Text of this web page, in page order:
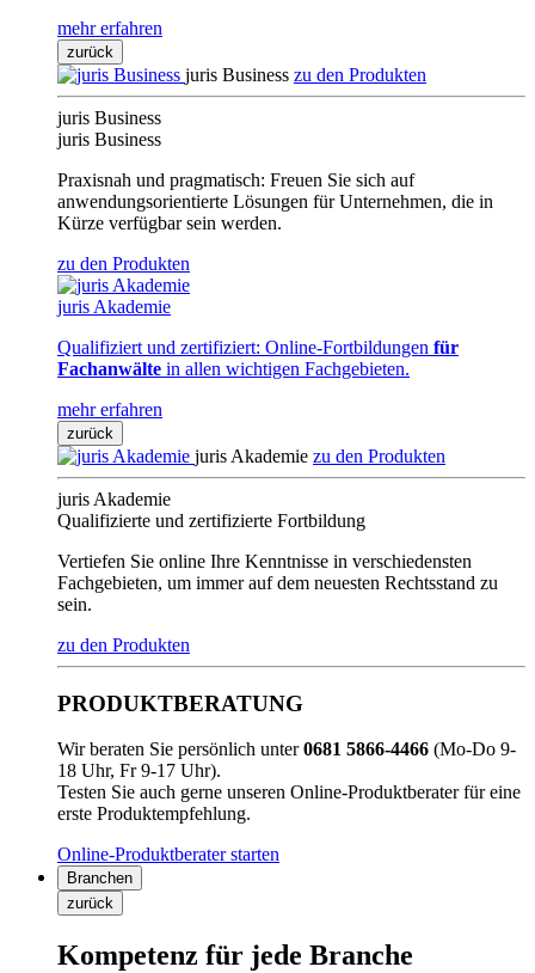
mehr erfahren
zurück
juris Business zu den Produkten
juris Business
juris Business
Praxisnah und pragmatisch: Freuen Sie sich auf
anwendungsorientierte Lösungen für Unternehmen, die in
Kürze verfügbar sein werden.
zu den Produkten
juris Akademie
Qualifiziert und zertifiziert: Online-Fortbildungen für
Fachanwälte in allen wichtigen Fachgebieten.
mehr erfahren
zurück
juris Akademie zu den Produkten
juris Akademie
Qualifizierte und zertifizierte Fortbildung
Vertiefen Sie online Ihre Kenntnisse in verschiedensten
Fachgebieten, um immer auf dem neuesten Rechtsstand zu
sein.
zu den Produkten
PRODUKTBERATUNG
Wir beraten Sie persönlich unter0681 5866-4466 (Mo-Do 9-
18 Uhr, Fr 9-17 Uhr).
Testen Sie auch gerne unseren Online-Produktberater für eine
erste Produktempfehlung.
Online-Produktberater starten
Branchen
zurück
Kompetenz für jede Branche